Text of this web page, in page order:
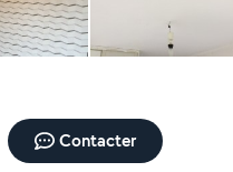
Contacter